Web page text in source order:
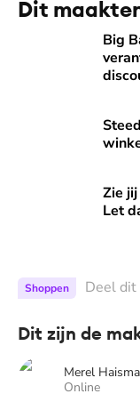
Dit
Big
Big Bazar op
Steeds meer
Zie
Let
Zie jij een Shein-
Shoppen Deel
Dit zijn de
Merel Haisma
Online